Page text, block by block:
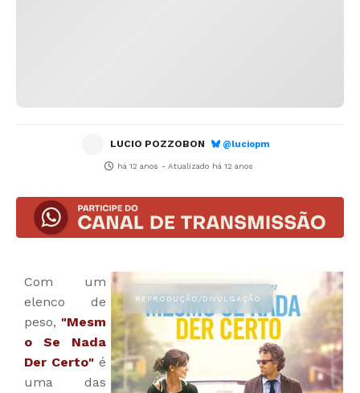
LUCIO POZZOBON @luciopm
há 12 anos - Atualizado há 12 anos
Com um
elenco de
peso, "Mesm
o Se Nada
Der Certo" é
uma das